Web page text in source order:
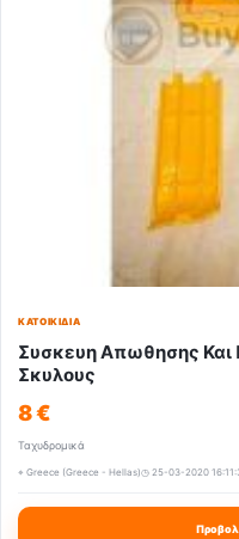
ΚΑΤΟΙΚΊΔΙΑ
Συσκευη Απωθησης Και
Σκυλους
8 €
Ταχυδρομικά
⌖ Greece (Greece - Hellas)◷ 25-03-2020